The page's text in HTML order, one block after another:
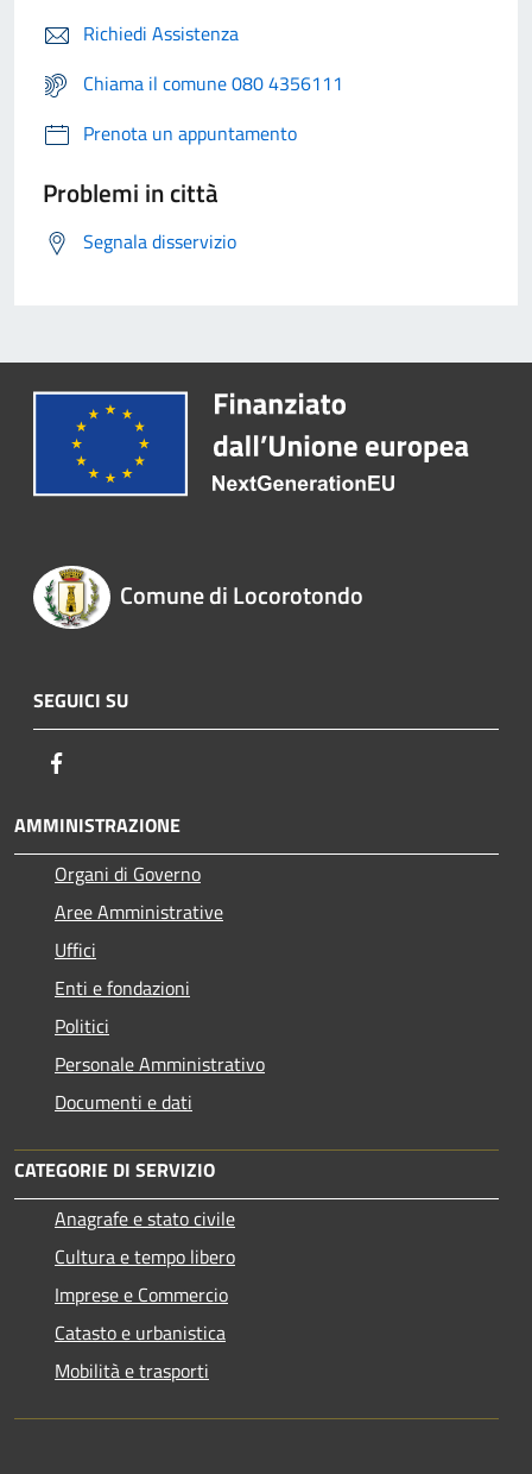
Richiedi Assistenza
Chiama il comune 080 4356111
Prenota un appuntamento
Problemi in città
Segnala disservizio
Comune di Locorotondo
SEGUICI SU
AMMINISTRAZIONE
Organi di Governo
Aree Amministrative
Uffici
Enti e fondazioni
Politici
Personale Amministrativo
Documenti e dati
CATEGORIE DI SERVIZIO
Anagrafe e stato civile
Cultura e tempo libero
Imprese e Commercio
Catasto e urbanistica
Mobilità e trasporti